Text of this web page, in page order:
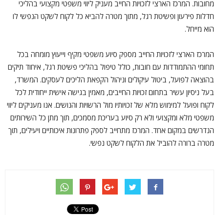
מחובות. המרכז הארצי לזכויות החייב מעניק ליווי משפטי מקצועי בהליכי
חדלות פירעון ופשיטת רגל, מתוך מטרה להביא כל לקוח לשקט הנפשי לו
הוא מייחל.
המרכז הארצי לזכויות החייב מספק סיוע משפטי מקיף וייעוץ מומחה בכל
תחומי ההתמודדות עם חובות, כולל טיפול בהליכי פשיטת רגל, איחוד תיקים
בהוצאה לפועל, ביטול עיקולים וניהול הקפאת הליכים לעסקים. המשרד,
בעל ניסיון עשיר בתחום זכויות החייבים, מאמין בגישה אישית ייחודית לכל
לקוח ופועל למימוש מלא של זכויותיו מול הרשויות והנושים. אנו מעניקים ליווי
משפטי מלא ומקצועי ולא רק סיוע בעריכת מסמכים, תוך מתן כל השירותים
הנדרשים במקום אחד. המרכז מתחייב לספק פתרונות איכותיים ויעילים, תוך
מטרה ברורה להוביל את הלקוח לשקט נפשי.